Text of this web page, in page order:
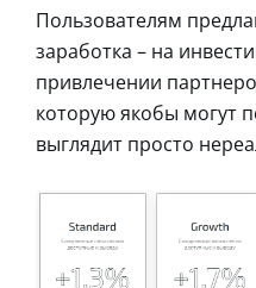
Пользователям
заработка – на
привлечении
которую якобы могут
выглядит просто